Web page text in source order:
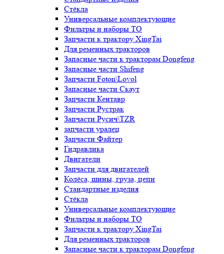
Стёкла
Универсальные комплектующие
Фильтры и наборы ТО
Запчасти к трактору XingTai
Для ременных тракторов
Запасные части к тракторам Dongfeng
Запасные части Shifeng
Запчасти Foton\Lovol
Запасные части Скаут
Запчасти Кентавр
Запчасти Рустрак
Запчасти Русич\TZR
запчасти уралец
Запчасти Файтер
Гидравлика
Двигатели
Запчасти для двигателей
Колёса, шины, груза, цепи
Стандартные изделия
Стёкла
Универсальные комплектующие
Фильтры и наборы ТО
Запчасти к трактору XingTai
Для ременных тракторов
Запасные части к тракторам Dongfeng